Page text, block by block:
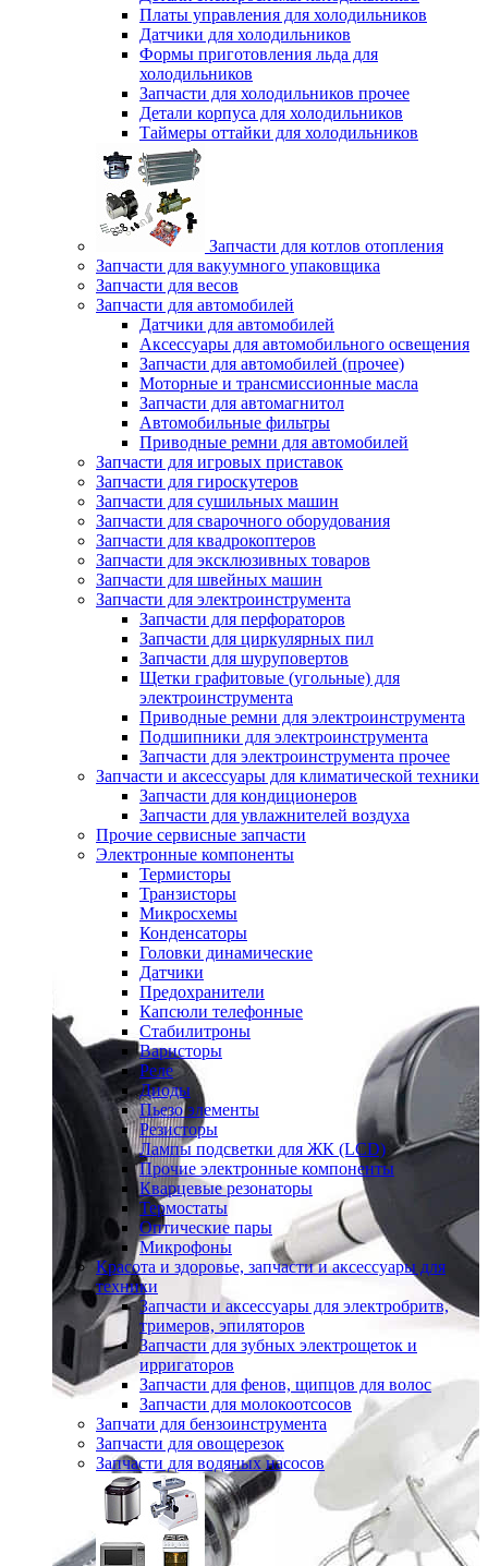
Платы управления для холодильников
Датчики для холодильников
Формы приготовления льда для
холодильников
Запчасти для холодильников прочее
Детали корпуса для холодильников
Таймеры оттайки для холодильников
Запчасти для котлов отопления
Запчасти для вакуумного упаковщика
Запчасти для весов
Запчасти для автомобилей
Датчики для автомобилей
Аксессуары для автомобильного освещения
Запчасти для автомобилей (прочее)
Моторные и трансмиссионные масла
Запчасти для автомагнитол
Автомобильные фильтры
Приводные ремни для автомобилей
Запчасти для игровых приставок
Запчасти для гироскутеров
Запчасти для сушильных машин
Запчасти для сварочного оборудования
Запчасти для квадрокоптеров
Запчасти для эксклюзивных товаров
Запчасти для швейных машин
Запчасти для электроинструмента
Запчасти для перфораторов
Запчасти для циркулярных пил
Запчасти для шуруповертов
Щетки графитовые (угольные) для
электроинструмента
Приводные ремни для электроинструмента
Подшипники для электроинструмента
Запчасти для электроинструмента прочее
Запчасти и аксессуары для климатической техники
Запчасти для кондиционеров
Запчасти для увлажнителей воздуха
Прочие сервисные запчасти
Электронные компоненты
Термисторы
Транзисторы
Микросхемы
Конденсаторы
Головки динамические
Датчики
Предохранители
Капсюли телефонные
Стабилитроны
Варисторы
Реле
Диоды
Пьезо элементы
Резисторы
Лампы подсветки для ЖК (LCD)
Прочие электронные компоненты
Кварцевые резонаторы
Термостаты
Оптические пары
Микрофоны
Красота и здоровье, запчасти и аксессуары для
техники
Запчасти и аксессуары для электробритв,
тримеров, эпиляторов
Запчасти для зубных электрощеток и
ирригаторов
Запчасти для фенов, щипцов для волос
Запчасти для молокоотсосов
Запчати для бензоинструмента
Запчасти для овощерезок
Запчасти для водяных насосов